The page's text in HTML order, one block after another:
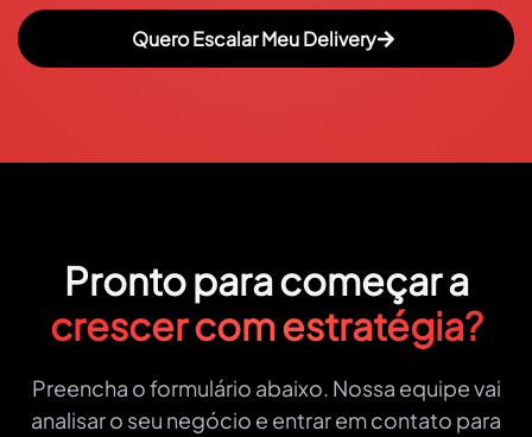
Quero Escalar Meu Delivery
Pronto para começar a
crescer com estratégia?
Preencha o formulário abaixo. Nossa equipe vai
analisar o seu negócio e entrar em contato para